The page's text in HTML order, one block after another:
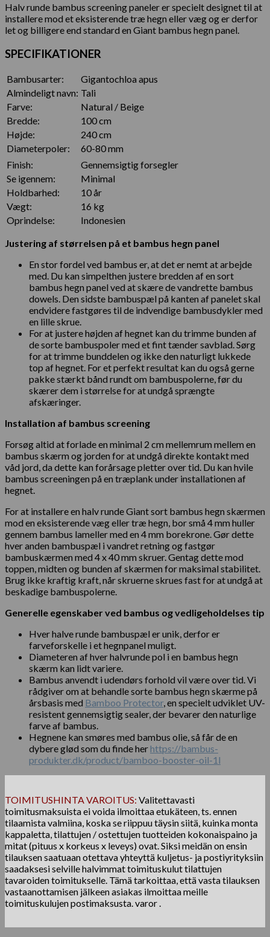
Halv runde bambus screening paneler er specielt designet til at
installere mod et eksisterende træ hegn eller væg og er derfor
let og billigere end standard en Giant bambus hegn panel.
SPECIFIKATIONER
Bambusarter:
Gigantochloa apus
Almindeligt navn: Tali
Farve:
Natural / Beige
Bredde:
100 cm
Højde:
240 cm
Diameterpoler:
60-80 mm
Finish:
Gennemsigtig forsegler
Se igennem:
Minimal
Holdbarhed:
10 år
Vægt:
16 kg
Oprindelse:
Indonesien
Justering af størrelsen på et bambus hegn panel
En stor fordel ved bambus er, at det er nemt at arbejde
med. Du kan simpelthen justere bredden af en sort
bambus hegn panel ved at skære de vandrette bambus
dowels. Den sidste bambuspæl på kanten af panelet skal
endvidere fastgøres til de indvendige bambusdykler med
en lille skrue.
For at justere højden af hegnet kan du trimme bunden af
de sorte bambuspoler med et fint tænder savblad. Sørg
for at trimme bunddelen og ikke den naturligt lukkede
top af hegnet. For et perfekt resultat kan du også gerne
pakke stærkt bånd rundt om bambuspolerne, før du
skærer dem i størrelse for at undgå sprængte
afskæringer.
Installation af bambus screening
Forsøg altid at forlade en minimal 2 cm mellemrum mellem en
bambus skærm og jorden for at undgå direkte kontakt med
våd jord, da dette kan forårsage pletter over tid. Du kan hvile
bambus screeningen på en træplank under installationen af
hegnet.
For at installere en halv runde Giant sort bambus hegn skærmen
mod en eksisterende væg eller træ hegn, bor små 4 mm huller
gennem bambus lameller med en 4 mm borekrone. Gør dette
hver anden bambuspæl i vandret retning og fastgør
bambuskærmen med 4 x 40 mm skruer. Gentag dette mod
toppen, midten og bunden af skærmen for maksimal stabilitet.
Brug ikke kraftig kraft, når skruerne skrues fast for at undgå at
beskadige bambuspolerne.
Generelle egenskaber ved bambus og vedligeholdelses tip
Hver halve runde bambuspæl er unik, derfor er
farveforskelle i et hegnpanel muligt.
Diameteren af hver halvrunde pol i en bambus hegn
skærm kan lidt variere.
Bambus anvendt i udendørs forhold vil være over tid. Vi
rådgiver om at behandle sorte bambus hegn skærme på
årsbasis med Bamboo Protector, en specielt udviklet UV-
resistent gennemsigtig sealer, der bevarer den naturlige
farve af bambus.
Hegnene kan smøres med bambus olie, så får de en
dybere glød som du finde herhttps://bambus-
produkter.dk/product/bamboo-booster-oil-1l
TOIMITUSHINTA VAROITUS: Valitettavasti
toimitusmaksuista ei voida ilmoittaa etukäteen, ts. ennen
tilaamista valmiina, koska se riippuu täysin siitä, kuinka monta
kappaletta, tilattujen / ostettujen tuotteiden kokonaispaino ja
mitat (pituus x korkeus x leveys) ovat. Siksi meidän on ensin
tilauksen saatuaan otettava yhteyttä kuljetus- ja postiyrityksiin
saadaksesi selville halvimmat toimituskulut tilattujen
tavaroiden toimitukselle. Tämä tarkoittaa, että vasta tilauksen
vastaanottamisen jälkeen asiakas ilmoittaa meille
toimituskulujen postimaksusta. varor .